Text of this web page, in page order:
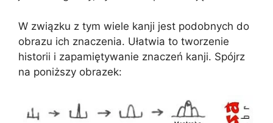
W związku z tym wiele kanji jest podobnych do
obrazu ich znaczenia. Ułatwia to tworzenie
historii i zapamiętywanie znaczeń kanji. Spójrz
na poniższy obrazek: